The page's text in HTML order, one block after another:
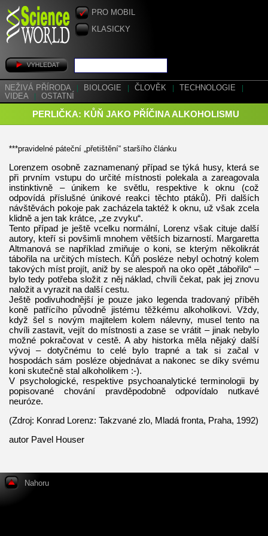
PRO MOBIL
KLASICKY
NEŽIVÁ PŘÍRODA BIOLOGIE ČLOVĚK TECHNOLOGIE
VIDEA
OSTATNÍ
PERLIČKA: KŮŇ JAKO PŘÍČINA ALKOHOLISMU
***pravidelné páteční „přetištění“ staršího článku
Lorenzem osobně zaznamenaný případ se týká husy, která se
při prvním vstupu do určité místnosti polekala a zareagovala
instinktivně – únikem ke světlu, respektive k oknu (což
odpovídá příslušné únikové reakci těchto ptáků). Při dalších
návštěvách pokoje pak zacházela taktéž k oknu, už však zcela
klidně a jen tak krátce, „ze zvyku“.
Tento případ je ještě vcelku normální, Lorenz však cituje další
autory, kteří si povšimli mnohem větších bizarností. Margaretta
Altmanová se například zmiňuje o koni, se kterým několikrát
tábořila na určitých místech. Kůň posléze nebyl ochotný kolem
takových míst projít, aniž by se alespoň na oko opět „tábořilo“ –
bylo tedy potřeba složit z něj náklad, chvíli čekat, pak jej znovu
naložit a vyrazit na další cestu.
Ještě podivuhodnější je pouze jako legenda tradovaný příběh
koně patřícího původně jistému těžkému alkoholikovi. Vždy,
když šel s novým majitelem kolem nálevny, musel tento na
chvíli zastavit, vejít do místnosti a zase se vrátit – jinak nebylo
možné pokračovat v cestě. A aby historka měla nějaký další
vývoj – dotyčnému to celé bylo trapné a tak si začal v
hospodách sám posléze objednávat a nakonec se díky svému
koni skutečně stal alkoholikem :-).
V psychologické, respektive psychoanalytické terminologii by
popisované chování pravděpodobně odpovídalo nutkavé
neuróze.
(Zdroj: Konrad Lorenz: Takzvané zlo, Mladá fronta, Praha, 1992)
autor Pavel Houser
Nahoru